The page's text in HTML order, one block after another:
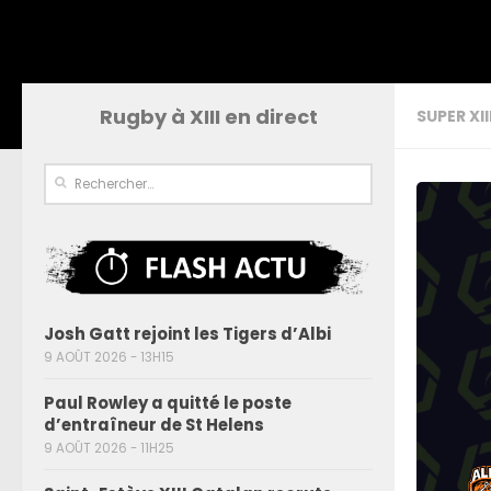
SUPER
Rugby à XIII en direct
Josh Gatt rejoint les Tigers d’Albi
9 AOÛT 2026 - 13H15
Paul Rowley a quitté le poste
d’entraîneur de St Helens
9 AOÛT 2026 - 11H25